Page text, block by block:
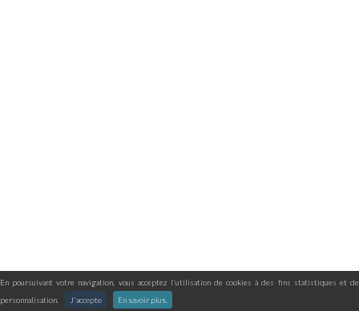
En poursuivant votre navigation, vous acceptez l'utilisation de cookies à des fins statistiques et de
personnalisation.
J'accepte En savoir plus.